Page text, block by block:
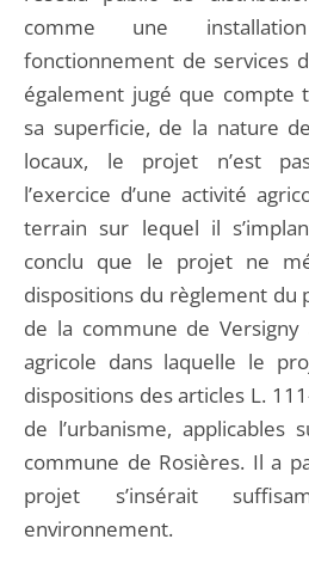
comme une
fonctionnement de services
également jugé que compte
sa superficie, de la nature
locaux, le projet n’est
l’exercice d’une activité
terrain sur lequel il
conclu que le projet ne
dispositions du règlement du
de la commune de Versigny
agricole dans laquelle le
dispositions des articles L.
de l’urbanisme,
commune de Rosières. Il a
projet s’insérait
environnement.